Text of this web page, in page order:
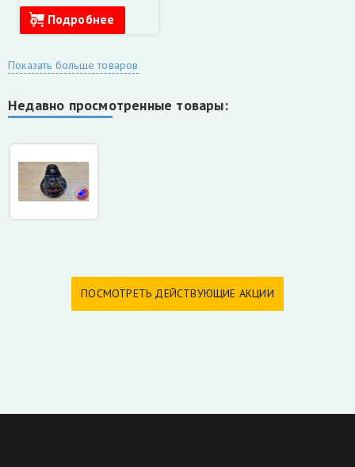
Подробнее
Показать больше товаров
Недавно просмотренные товары:
ПОСМОТРЕТЬ ДЕЙСТВУЮЩИЕ АКЦИИ